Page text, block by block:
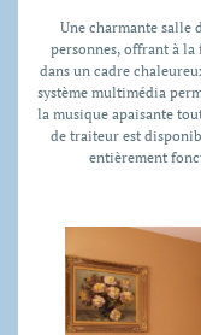
Une charmante salle
personnes, offrant à
dans un cadre
système multimédia
la musique apaisante
de traiteur est
entièrement